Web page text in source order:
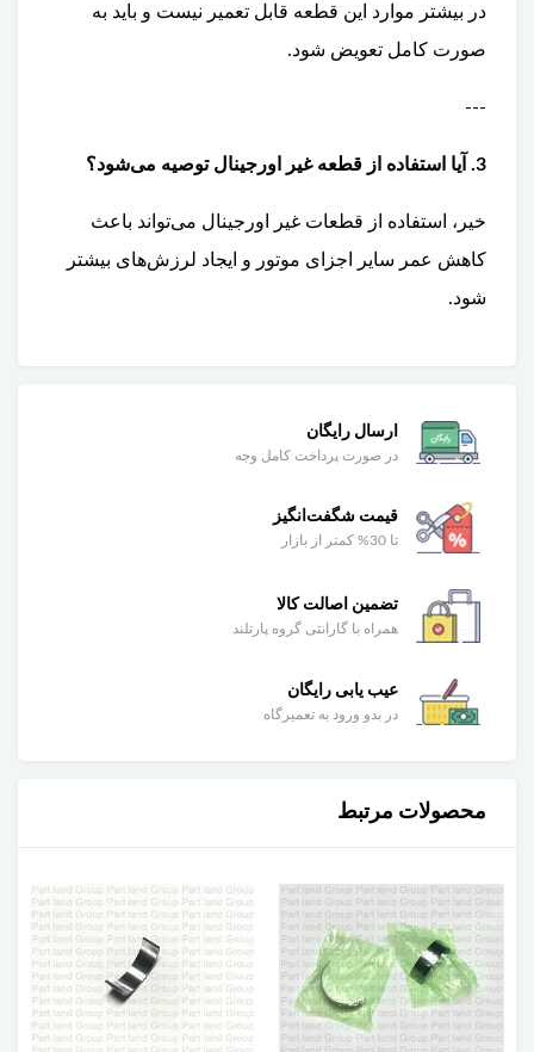
در بیشتر موارد این قطعه قابل تعمیر نیست و باید به
صورت کامل تعویض شود.
---
3. آیا استفاده از قطعه غیر اورجینال توصیه می‌شود؟
خیر، استفاده از قطعات غیر اورجینال می‌تواند باعث
کاهش عمر سایر اجزای موتور و ایجاد لرزش‌های بیشتر
شود.
ارسال رایگان
در صورت پرداخت کامل وجه
قیمت شگفت‌انگیز
تا 30% کمتر از بازار
تضمین اصالت کالا
همراه با گارانتی گروه پارتلند
عیب یابی رایگان
در بدو ورود به تعمیرگاه
محصولات مرتبط